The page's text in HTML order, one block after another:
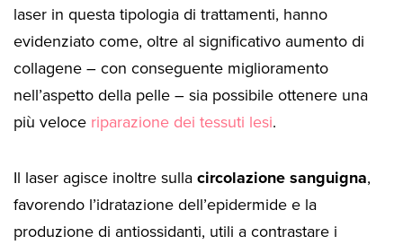
laser in questa tipologia di trattamenti, hanno
evidenziato come, oltre al significativo aumento di
collagene – con conseguente miglioramento
nell’aspetto della pelle – sia possibile ottenere una
più veloce riparazione dei tessuti lesi.
Il laser agisce inoltre sullacircolazione sanguigna,
favorendo l’idratazione dell’epidermide e la
produzione di antiossidanti, utili a contrastare i